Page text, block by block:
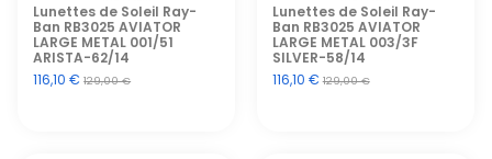
Lunettes de Soleil Ray-
Ban RB3025 AVIATOR
LARGE METAL 001/51
ARISTA-62/14
116,10 €129,00 €
Lunettes de Soleil Ray-
Ban RB3025 AVIATOR
LARGE METAL 003/3F
SILVER-58/14
116,10 €129,00 €